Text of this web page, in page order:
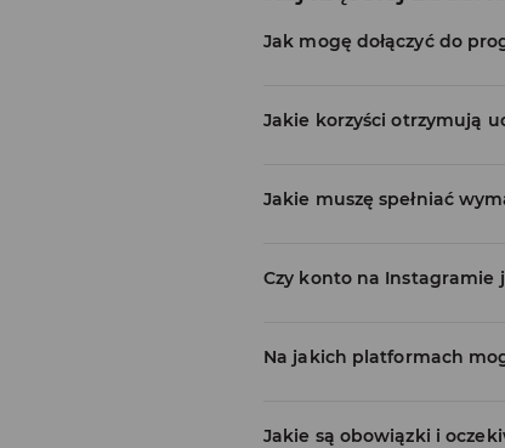
Jak mogę dołączyć do
Jakie korzyści otrzymują
Jakie muszę spełniać
Czy konto na Instagramie
Na jakich platformach
Jakie są obowiązki i